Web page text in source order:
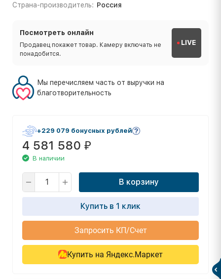
Страна-производитель: Россия
Посмотреть онлайн
Продавец покажет товар. Камеру включать не
понадобится.
LIVE
Мы перечисляем часть от выручки на
благотворительность
+229 079 бонусных рублей
4 581 580 ₽
В наличии
В корзину
Купить в 1 клик
Запросить КП/Счет
Купить на Яндекс.Маркет